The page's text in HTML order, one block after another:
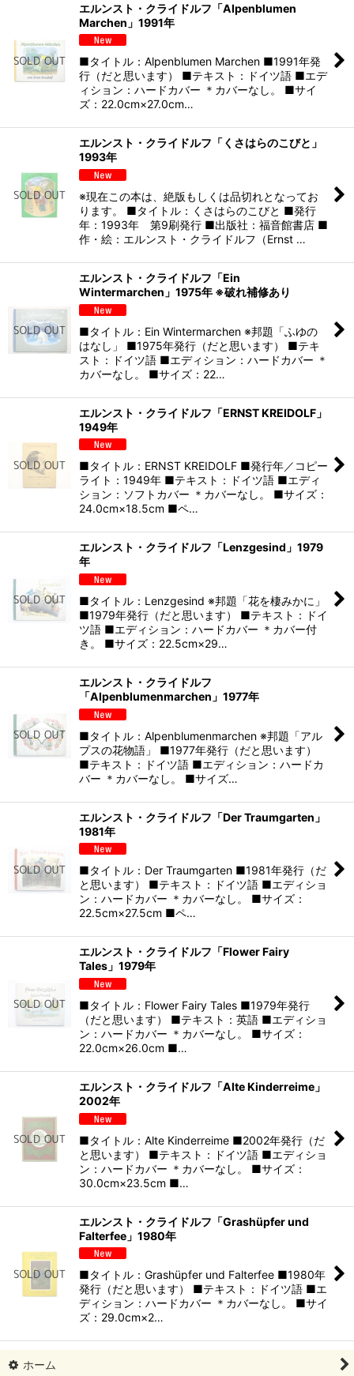
エルンスト・クライドルフ「Alpenblumen
Marchen」1991年
■タイトル：Alpenblumen Marchen ■1991年発
行（だと思います） ■テキスト：ドイツ語 ■エデ
ィション：ハードカバー ＊カバーなし。 ■サイ
ズ：22.0cm×27.0cm…
エルンスト・クライドルフ「くさはらのこびと」
1993年
※現在この本は、絶版もしくは品切れとなってお
ります。 ■タイトル：くさはらのこびと ■発行
年：1993年 第9刷発行 ■出版社：福音館書店 ■
作・絵：エルンスト・クライドルフ（Ernst …
エルンスト・クライドルフ「Ein
Wintermarchen」1975年 ※破れ補修あり
■タイトル：Ein Wintermarchen ※邦題「ふゆの
はなし」 ■1975年発行（だと思います） ■テキ
スト：ドイツ語 ■エディション：ハードカバー ＊
カバーなし。 ■サイズ：22…
エルンスト・クライドルフ「ERNST KREIDOLF」
1949年
■タイトル：ERNST KREIDOLF ■発行年／コピー
ライト：1949年 ■テキスト：ドイツ語 ■エディ
ション：ソフトカバー ＊カバーなし。 ■サイズ：
24.0cm×18.5cm ■ペ…
エルンスト・クライドルフ「Lenzgesind」1979
年
■タイトル：Lenzgesind ※邦題「花を棲みかに」
■1979年発行（だと思います） ■テキスト：ドイ
ツ語 ■エディション：ハードカバー ＊カバー付
き。 ■サイズ：22.5cm×29…
エルンスト・クライドルフ
「Alpenblumenmarchen」1977年
■タイトル：Alpenblumenmarchen ※邦題「アル
プスの花物語」 ■1977年発行（だと思います）
■テキスト：ドイツ語 ■エディション：ハードカ
バー ＊カバーなし。 ■サイズ…
エルンスト・クライドルフ「Der Traumgarten」
1981年
■タイトル：Der Traumgarten ■1981年発行（だ
と思います） ■テキスト：ドイツ語 ■エディショ
ン：ハードカバー ＊カバーなし。 ■サイズ：
22.5cm×27.5cm ■ペ…
エルンスト・クライドルフ「Flower Fairy
Tales」1979年
■タイトル：Flower Fairy Tales ■1979年発行
（だと思います） ■テキスト：英語 ■エディショ
ン：ハードカバー ＊カバーなし。 ■サイズ：
22.0cm×26.0cm ■…
エルンスト・クライドルフ「Alte Kinderreime」
2002年
■タイトル：Alte Kinderreime ■2002年発行（だ
と思います） ■テキスト：ドイツ語 ■エディショ
ン：ハードカバー ＊カバーなし。 ■サイズ：
30.0cm×23.5cm ■…
エルンスト・クライドルフ「Grashüpfer und
Falterfee」1980年
■タイトル：Grashüpfer und Falterfee ■1980年
発行（だと思います） ■テキスト：ドイツ語 ■エ
ディション：ハードカバー ＊カバーなし。 ■サイ
ズ：29.0cm×2…
ホーム